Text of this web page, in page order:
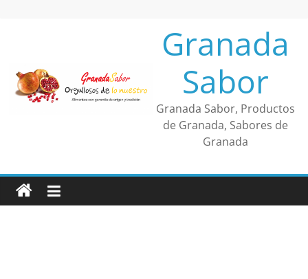
Granada
Sabor
Granada Sabor, Productos
de Granada, Sabores de
Granada